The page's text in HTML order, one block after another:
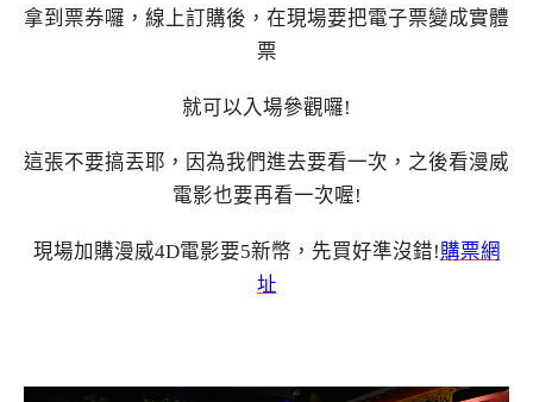
拿到票券囉，線上訂購後，在現場要把電子票變成實體
票
就可以入場參觀囉!
這張不要搞丟耶，因為我們進去要看一次，之後看漫威
電影也要再看一次喔!
現場加購漫威4D電影要5新幣，先買好準沒錯!購票網
址